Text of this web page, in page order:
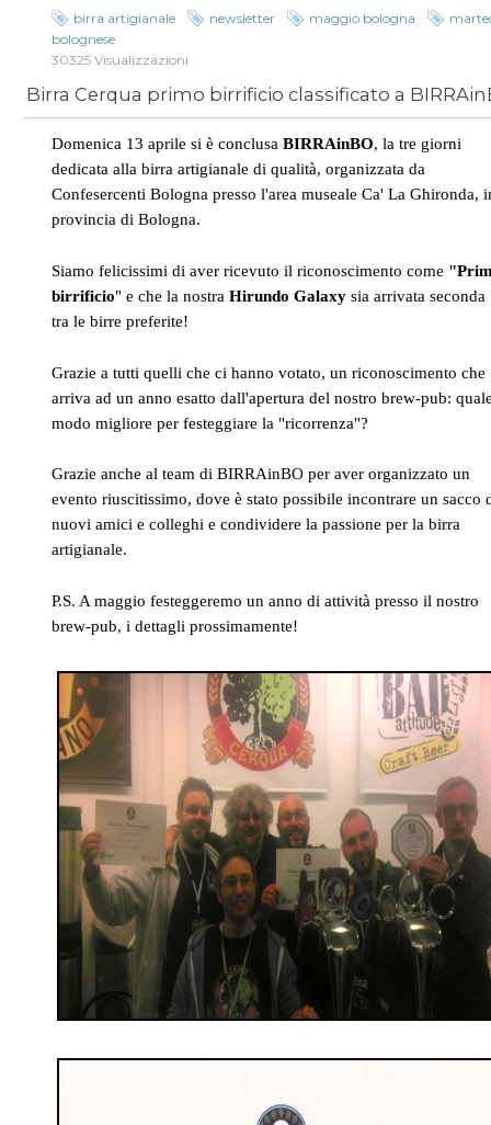
birra artigianale newsletter maggio bologna
bolognese
30325 Visualizzazioni
Domenica 13 aprile si è conclusaBIRRAinBO, la tre giorni
dedicata alla birra artigianale di qualità, organizzata da
Confesercenti Bologna presso l'area museale Ca' La Ghironda,
provincia di Bologna.
Siamo felicissimi di aver ricevuto il riconoscimento come
birrificio" e che la nostraHirundo Galaxy sia arrivata seconda
tra le birre preferite!
Grazie a tutti quelli che ci hanno votato, un riconoscimento che
arriva ad un anno esatto dall'apertura del nostro brew-pub:
modo migliore per festeggiare la "ricorrenza"?
Grazie anche al team di BIRRAinBO per aver organizzato un
evento riuscitissimo, dove è stato possibile incontrare un sacco
nuovi amici e colleghi e condividere la passione per la birra
artigianale.
P.S. A maggio festeggeremo un anno di attività presso il nostro
brew-pub, i dettagli prossimamente!